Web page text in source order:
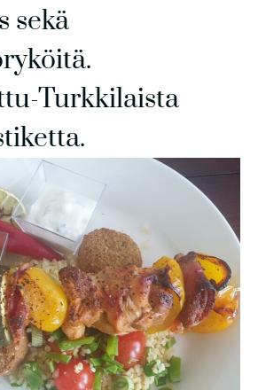
sekä
Turkkilaista